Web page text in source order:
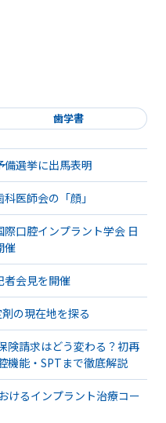
歯学書
選挙に出馬表明
医師会の「顔」
際口腔インプラント学会 日
催
者会見を開催
の現在地を探る
険請求はどう変わる？初再
機能・SPTまで徹底解説
けるインプラント治療コー